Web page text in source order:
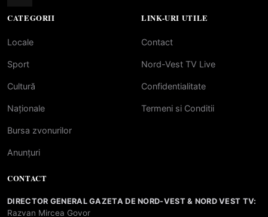
CATEGORII
Locale
Sport
Cultură
Naționale
Bursa zvonurilor
Anunțuri
LINK-URI UTILE
Contact
Nord-Vest TV Live
Confidentialitate
Termeni si Conditii
CONTACT
DIRECTOR GENERAL GAZETA DE NORD-VEST & NORD VEST TV:
Razvan Mircea Govor